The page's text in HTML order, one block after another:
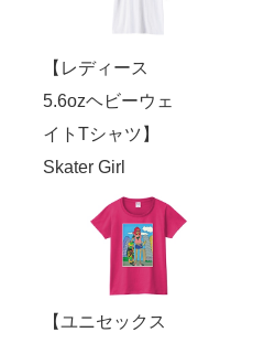
【レディース
5.6ozヘビーウェ
イトTシャツ】
Skater Girl
【ユニセックス